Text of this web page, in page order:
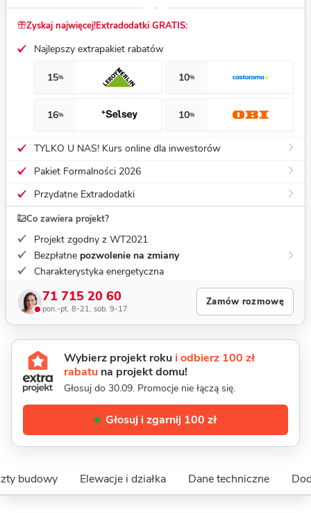
Zyskaj najwięcej!Extradodatki GRATIS:
Najlepszy extrapakiet rabatów
15% 10%
16% 10%
TYLKO U NAS! Kurs online dla inwestorów
Pakiet Formalności 2026
Przydatne Extradodatki
Co zawiera projekt?
Projekt zgodny z WT2021
Bezpłatne pozwolenie na zmiany
Charakterystyka energetyczna
71 715 20 60
pon.-pt. 8-21, sob. 9-17
Zamów rozmowę
Wybierz projekt roku i odbierz 100 zł
rabatu na projekt domu!
Głosuj do 30.09. Promocje nie łączą się.
Głosuj i zgarnij 100 zł
budowy Elewacje i działka Dane techniczne